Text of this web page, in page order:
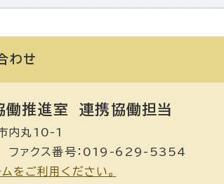
わせ
推進室 連携協働担当
丸10-1
ァクス番号：019-629-5354
をご利用ください。